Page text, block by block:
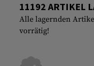
11192 ARTIKEL
Alle lagernden
vorrätig!